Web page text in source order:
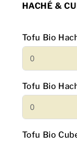
HACHÉ &
Tofu Bio
Tofu Bio
Tofu Bio